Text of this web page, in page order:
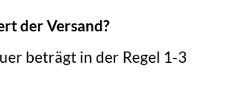
der Versand?
beträgt in der Regel 1-3